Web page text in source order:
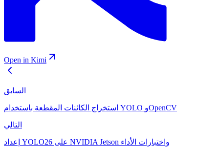
Open in Kimi
السابق
استخراج الكائنات المقطعة باستخدام YOLO وOpenCV
التالي
إعداد YOLO26 على NVIDIA Jetson واختبارات الأداء